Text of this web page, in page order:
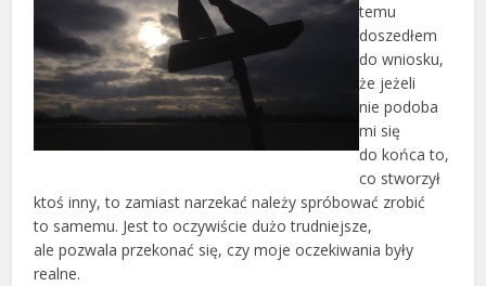
temu
doszedłem
do wniosku,
że jeżeli
nie podoba
mi się
do końca to,
co stworzył
ktoś inny, to zamiast narzekać należy spróbować zrobić
to samemu. Jest to oczywiście dużo trudniejsze,
ale pozwala przekonać się, czy moje oczekiwania były
realne.